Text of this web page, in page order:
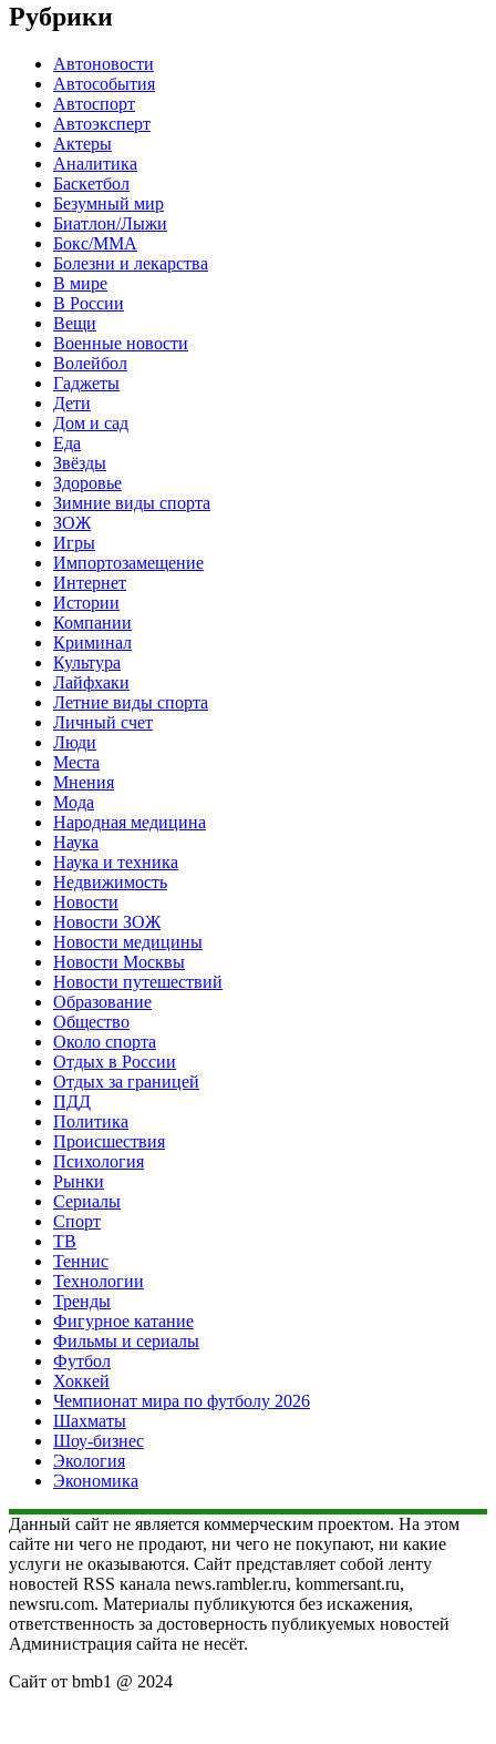
Рубрики
Автоновости
Автособытия
Автоспорт
Автоэксперт
Актеры
Аналитика
Баскетбол
Безумный мир
Биатлон/Лыжи
Бокс/MMA
Болезни и лекарства
В мире
В России
Вещи
Военные новости
Волейбол
Гаджеты
Дети
Дом и сад
Еда
Звёзды
Здоровье
Зимние виды спорта
ЗОЖ
Игры
Импортозамещение
Интернет
Истории
Компании
Криминал
Культура
Лайфхаки
Летние виды спорта
Личный счет
Люди
Места
Мнения
Мода
Народная медицина
Наука
Наука и техника
Недвижимость
Новости
Новости ЗОЖ
Новости медицины
Новости Москвы
Новости путешествий
Образование
Общество
Около спорта
Отдых в России
Отдых за границей
ПДД
Политика
Происшествия
Психология
Рынки
Сериалы
Спорт
ТВ
Теннис
Технологии
Тренды
Фигурное катание
Фильмы и сериалы
Футбол
Хоккей
Чемпионат мира по футболу 2026
Шахматы
Шоу-бизнес
Экология
Экономика
Данный сайт не является коммерческим проектом. На этом
сайте ни чего не продают, ни чего не покупают, ни какие
услуги не оказываются. Сайт представляет собой ленту
новостей RSS канала news.rambler.ru, kommersant.ru,
newsru.com. Материалы публикуются без искажения,
ответственность за достоверность публикуемых новостей
Администрация сайта не несёт.
Сайт от bmb1 @ 2024